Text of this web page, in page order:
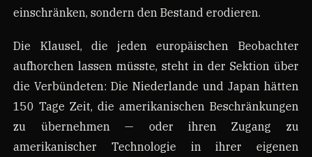
einschränken, sondern den Bestand erodieren.
Die Klausel, die jeden europäischen Beobachter
aufhorchen lassen müsste, steht in der Sektion über
die Verbündeten: Die Niederlande und Japan hätten
150 Tage Zeit, die amerikanischen Beschränkungen
zu übernehmen — oder ihren Zugang zu
amerikanischer Technologie in ihrer eigenen